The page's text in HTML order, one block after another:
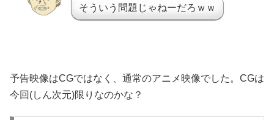
そういう問題じゃねーだろｗｗ
予告映像はCGではなく、通常のアニメ映像でした。CGは
今回(しん次元)限りなのかな？